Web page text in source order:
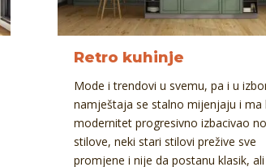
Retro kuhinje
Mode i trendovi u svemu, pa i u
namještaja se stalno mijenjaju i ma
modernitet progresivno izbacivao
stilove, neki stari stilovi prežive sve
promjene i nije da postanu klasik, ali